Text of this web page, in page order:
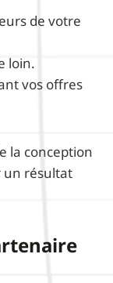
de votre
loin.
vos offres
la conception
un résultat